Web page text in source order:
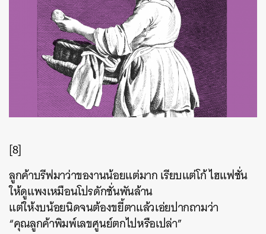
[8]
ลูกค้าบรีฟมาว่าของานน้อยแต่มาก เรียบแต่โก้ ไฮแฟชั่น
ให้ดูแพงเหมือนโปรดักชั่นพันล้าน
แต่ให้งบน้อยนิดจนต้องขยี้ตาแล้วเอ่ยปากถามว่า
“คุณลูกค้าพิมพ์เลขศูนย์ตกไปหรือเปล่า”